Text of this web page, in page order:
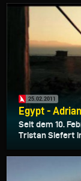
25.02.2011
Egypt -
Seit dem 10.
Tristan Siefert